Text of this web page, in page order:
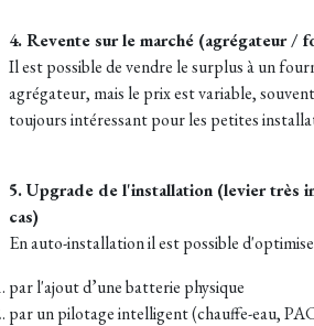
4. Revente sur le marché (agrégateur /
Il est possible de vendre le surplus à un
agrégateur, mais le prix est variable,
toujours intéressant pour les petites
5. Upgrade de l'installation (levier très
cas)
En auto-installation il est possible
par l'ajout d’une batterie physique
par un pilotage intelligent (chauffe-eau,